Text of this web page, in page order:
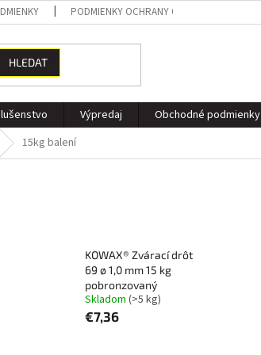
PODMIENKY OCHRANY OSOBNÝCH ÚDAJOV
HLEDAT
Výpredaj Obchodné podmienky
15kg balení
KOWAX® Zvárací drôt
69 ø 1,0 mm 15 kg
pobronzovaný
Skladom (>5 kg)
€7,36